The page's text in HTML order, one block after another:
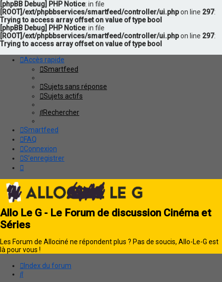
[phpBB Debug] PHP Notice: in file
[ROOT]/ext/phpbbservices/smartfeed/controller/ui.phpon line 297:
Trying to access array offset on value of type bool
[phpBB Debug] PHP Notice: in file
[ROOT]/ext/phpbbservices/smartfeed/controller/ui.phpon line 297:
Trying to access array offset on value of type bool
Accès rapide
Smartfeed
Sujets sans réponse
Sujets actifs
Rechercher
Smartfeed
FAQ
Connexion
S’enregistrer
Allo Le G - Le Forum de discussion Cinéma et
Séries
Les Forum de Allociné ne répondent plus ? Pas de soucis, Allo-Le-G est
là pour vous !
Index du forum
Rechercher